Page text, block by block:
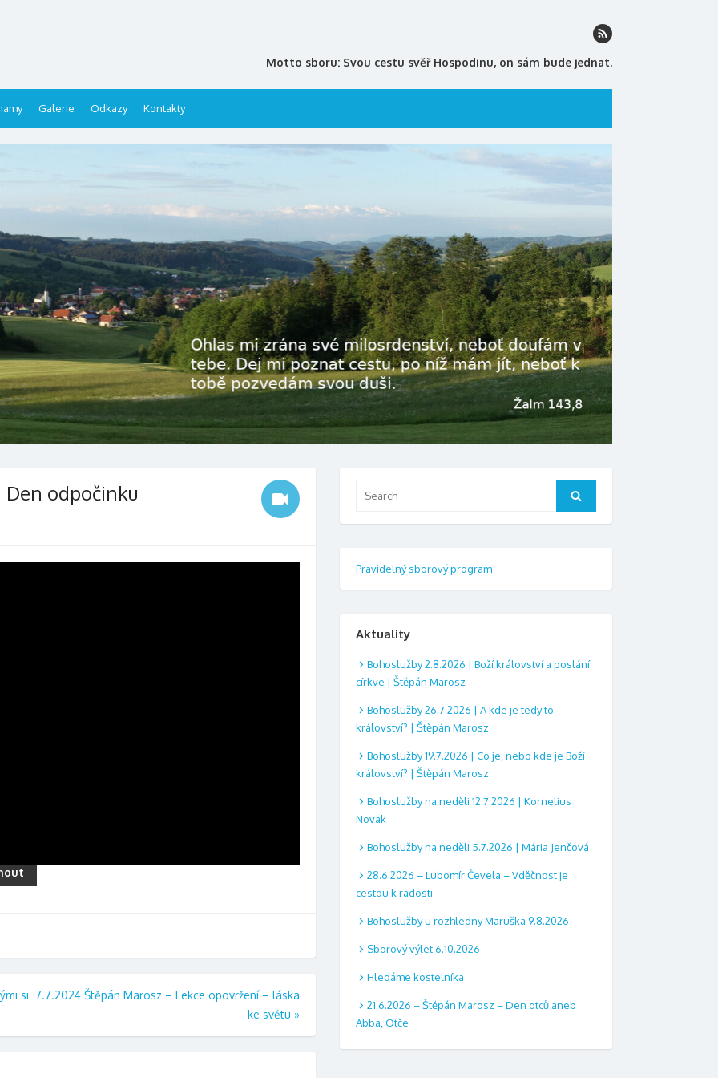
Motto sboru: Svou cestu svěř Hospodinu, on sám bude jednat.
Galerie Odkazy Kontakty
Den odpočinku
si 7.7.2024 Štěpán Marosz – Lekce opovržení – láska
ke světu »
Search
Pravidelný sborový program
Aktuality
Bohoslužby 2.8.2026 | Boží království a poslání
církve | Štěpán Marosz
Bohoslužby 26.7.2026 | A kde je tedy to
království? | Štěpán Marosz
Bohoslužby 19.7.2026 | Co je, nebo kde je Boží
království? | Štěpán Marosz
Bohoslužby na neděli 12.7.2026 | Kornelius
Novak
Bohoslužby na neděli 5.7.2026 | Mária Jenčová
28.6.2026 – Lubomír Čevela – Vděčnost je
cestou k radosti
Bohoslužby u rozhledny Maruška 9.8.2026
Sborový výlet 6.10.2026
Hledáme kostelníka
21.6.2026 – Štěpán Marosz – Den otců aneb
Abba, Otče